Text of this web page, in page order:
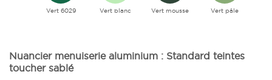
Vert 6029 Vert blanc Vert mousse Vert pâle
Nuancier menuiserie aluminium : Standard teintes
toucher sablé